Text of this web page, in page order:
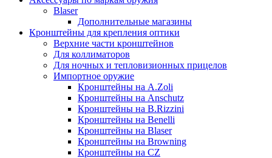
Blaser
Дополнительные магазины
Кронштейны для крепления оптики
Верхние части кронштейнов
Для коллиматоров
Для ночных и тепловизионных прицелов
Импортное оружие
Кронштейны на A.Zoli
Кронштейны на Anschutz
Кронштейны на B.Rizzini
Кронштейны на Benelli
Кронштейны на Blaser
Кронштейны на Browning
Кронштейны на CZ